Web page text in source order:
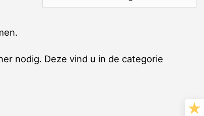
nodig. Deze vind u in de categorie